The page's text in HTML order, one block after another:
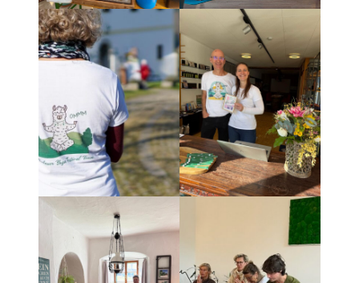
RETREATLEITUNGEN
QI GONG RETREATS
MENTAL HEALTH
PILATES RETREATS
YOGA & WANDERN